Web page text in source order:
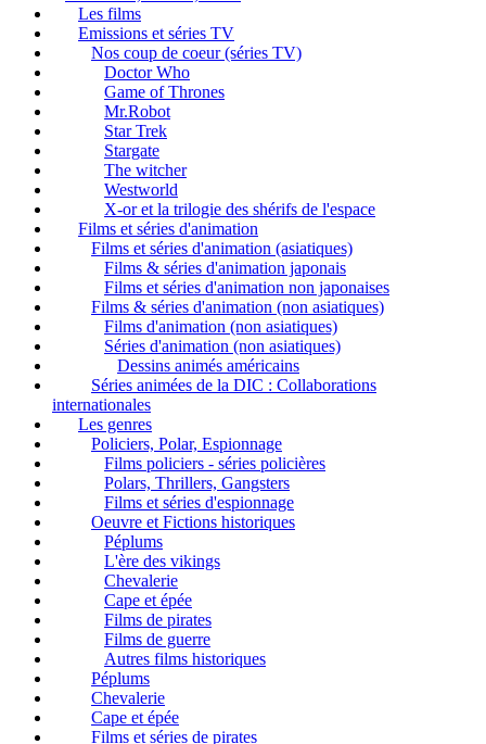
Les films
Emissions et séries TV
Nos coup de coeur (séries TV)
Doctor Who
Game of Thrones
Mr.Robot
Star Trek
Stargate
The witcher
Westworld
X-or et la trilogie des shérifs de l'espace
Films et séries d'animation
Films et séries d'animation (asiatiques)
Films & séries d'animation japonais
Films et séries d'animation non japonaises
Films & séries d'animation (non asiatiques)
Films d'animation (non asiatiques)
Séries d'animation (non asiatiques)
Dessins animés américains
Séries animées de la DIC : Collaborations
internationales
Les genres
Policiers, Polar, Espionnage
Films policiers - séries policières
Polars, Thrillers, Gangsters
Films et séries d'espionnage
Oeuvre et Fictions historiques
Péplums
L'ère des vikings
Chevalerie
Cape et épée
Films de pirates
Films de guerre
Autres films historiques
Péplums
Chevalerie
Cape et épée
Films et séries de pirates